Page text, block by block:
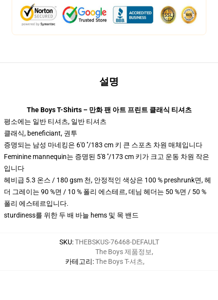
설명
The Boys T-Shirts – 만화 팬 아트 프린트 클래식 티셔츠
평소에는 일반 티셔츠, 일반 티셔츠
클래식, beneficiant, 권투
증명되는 남성 마네킹은 6'0 ′′/183 cm 키 큰 스포츠 차원 매체입니다
Feminine mannequin는 증명된 5'8 ′′/173 cm 키가 크고 운동 차원 작은
입니다
헤비급 5.3 온스 / 180 gsm 천, 안정적인 색상은 100 % preshrunk면, 헤
더 그레이는 90 %면 / 10 % 폴리 에스테르, 데님 헤더는 50 %면 / 50 %
폴리 에스테르입니다.
sturdiness를 위한 두 배 바늘 hems 및 목 밴드
SKU:THEBSKUS-76468-DEFAULT
카테고리:
The Boys 제품정보,
The Boys T-셔츠,